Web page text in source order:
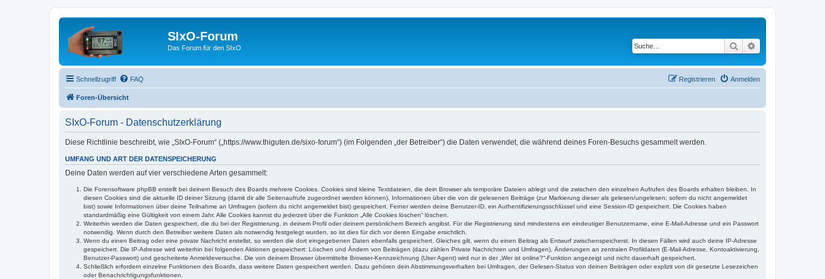
SIxO-Forum
Das Forum für den SIxO Suche
Schnellzugriff FAQ Anmelden
Registrieren
Foren-Übersicht
SIxO-Forum - Datenschutzerklärung
Diese Richtlinie beschreibt, wie „SIxO-Forum“ („https://www.thiguten.de/sixo-forum“) (im Folgenden „der Betreiber“) die Daten verwendet, die während deines Foren-Besuchs gesammelt werden.
UMFANG UND ART DER DATENSPEICHERUNG
Deine Daten werden auf vier verschiedene Arten gesammelt:
Die Forensoftware phpBB erstellt bei deinem Besuch des Boards mehrere Cookies. Cookies sind kleine Textdateien, die dein Browser als temporäre Dateien ablegt und die zwischen den einzelnen Aufrufen des Boards erhalten bleiben. In
diesen Cookies sind die aktuelle ID deiner Sitzung (damit dir alle Seitenaufrufe zugeordnet werden können), Informationen über die von dir gelesenen Beiträge (zur Markierung dieser als gelesen/ungelesen; sofern du nicht angemeldet
bist) sowie Informationen über deine Teilnahme an Umfragen (sofern du nicht angemeldet bist) gespeichert. Ferner werden deine Benutzer-ID, ein Authentifizierungsschlüssel und eine Session-ID gespeichert. Die Cookies haben
standardmäßig eine Gültigkeit von einem Jahr. Alle Cookies kannst du jederzeit über die Funktion „Alle Cookies löschen“ löschen.
Weiterhin werden die Daten gespeichert, die du bei der Registrierung, in deinem Profil oder deinem persönlichem Bereich angibst. Für die Registrierung sind mindestens ein eindeutiger Benutzername, eine E-Mail-Adresse und ein Passwort
notwendig. Wenn durch den Betreiber weitere Daten als notwendig festgelegt wurden, so ist dies für dich vor deren Eingabe ersichtlich.
Wenn du einen Beitrag oder eine private Nachricht erstellst, so werden die dort eingegebenen Daten ebenfalls gespeichert. Gleiches gilt, wenn du einen Beitrag als Entwurf zwischenspeicherst. In diesen Fällen wird auch deine IP-Adresse
gespeichert. Die IP-Adresse wird weiterhin bei folgenden Aktionen gespeichert: Löschen und Ändern von Beiträgen (dazu zählen Private Nachrichten und Umfragen), Änderungen an zentralen Profildaten (E-Mail-Adresse, Kontoaktivierung,
Benutzer-Passwort) und gescheiterte Anmeldeversuche. Die von deinem Browser übermittelte Browser-Kennzeichnung (User Agent) wird nur in der „Wer ist online?“-Funktion angezeigt und nicht dauerhaft gespeichert.
Schließlich erfordern einzelne Funktionen des Boards, dass weitere Daten gespeichert werden. Dazu gehören dein Abstimmungsverhalten bei Umfragen, der Gelesen-Status von deinen Beiträgen oder explizit von dir gesetzte Lesezeichen
oder Benachrichtigungsfunktionen.